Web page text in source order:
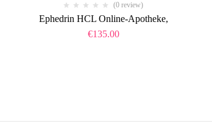
(0 review)
Ephedrin HCL Online-Apotheke,
€135.00